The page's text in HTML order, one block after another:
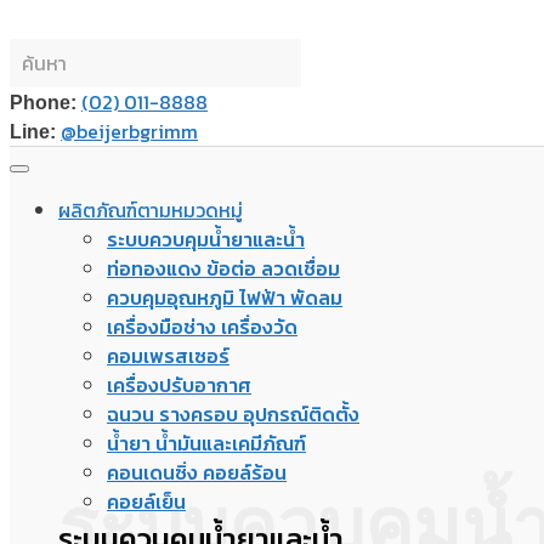
Phone: (02) 011-8888
Line: @beijerbgrimm
ผลิตภัณฑ์ตามหมวดหมู่
ระบบควบคุมน้ำยาและน้ำ
ท่อทองแดง ข้อต่อ ลวดเชื่อม
ควบคุมอุณหภูมิ ไฟฟ้า พัดลม
เครื่องมือช่าง เครื่องวัด
คอมเพรสเซอร์
เครื่องปรับอากาศ
ฉนวน รางครอบ อุปกรณ์ติดตั้ง
น้ำยา น้ำมันและเคมีภัณฑ์
คอนเดนซิ่ง คอยล์ร้อน
คอยล์เย็น
ระบบควบคุมน้